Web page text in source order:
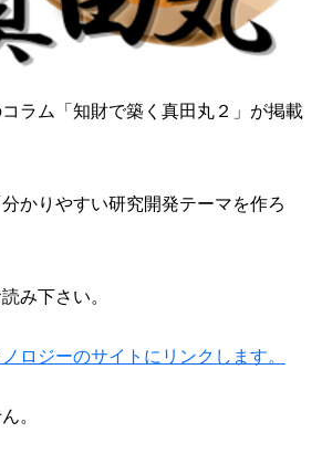
ラム「知財で築く真田丸２」が掲載
かりやすい研究開発テーマを作ろ
み下さい。
ロジーのサイトにリンクします。
。